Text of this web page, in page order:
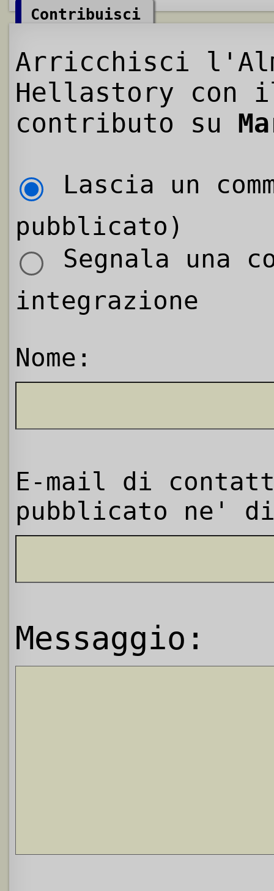
Contribuisci
Arricchisci
Hellastory con
contributo su
Lascia un
pubblicato)
Segnala una
integrazione
Nome:
E-mail di
pubblicato ne'
Messaggio: